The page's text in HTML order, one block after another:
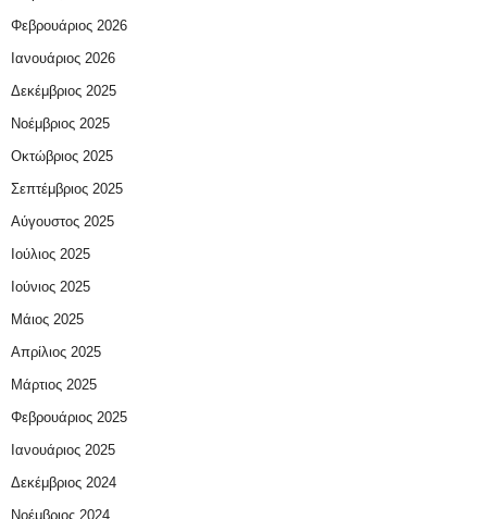
Φεβρουάριος 2026
Ιανουάριος 2026
Δεκέμβριος 2025
Νοέμβριος 2025
Οκτώβριος 2025
Σεπτέμβριος 2025
Αύγουστος 2025
Ιούλιος 2025
Ιούνιος 2025
Μάιος 2025
Απρίλιος 2025
Μάρτιος 2025
Φεβρουάριος 2025
Ιανουάριος 2025
Δεκέμβριος 2024
Νοέμβριος 2024